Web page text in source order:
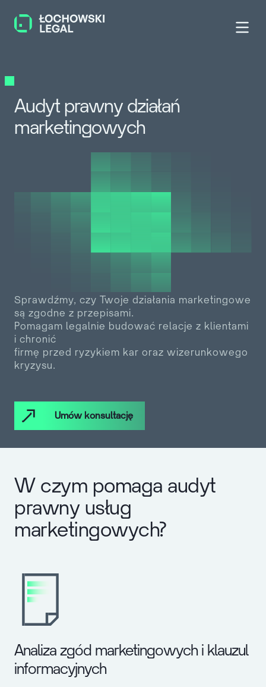
Audyt prawny działań
marketingowych
Sprawdźmy, czy Twoje działania marketingowe
są zgodne z przepisami.
Pomagam legalnie budować relacje z klientami
i chronić
firmę przed ryzykiem kar oraz wizerunkowego
kryzysu.
Umów konsultację
W czym pomaga audyt
prawny usług
marketingowych?
Analiza zgód marketingowych i klauzul
informacyjnych